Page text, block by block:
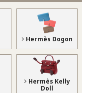
Hermès Dogon
Hermès Kelly
Doll